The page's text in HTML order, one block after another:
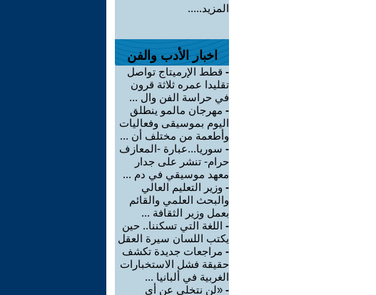
المزيد.....
اخبار الأدب والفن
- قطط الإرميتاج تواصل
تقليدا عمره ثلاثة قرون
في حراسة الفن وال ...
- مهرجان مالمو ينطلق
اليوم بموسيقى وفعاليات
وأطعمة من مختلف أن ...
- سوريا...عبارة -المعازف
حرام- تنشر على جدار
معهد موسيقي في دم ...
- وزير التعليم العالي
والبحث العلمي والقائم
بعمل وزير الثقافة ...
- اللغة التي تسكننا.. حين
يكتب اللسان سيرة العقل
- مراجعات جديدة تكشف
حقيقة فشل الاستخبارات
الغربية في ألبانيا ...
- «لن نتخلى عن أي